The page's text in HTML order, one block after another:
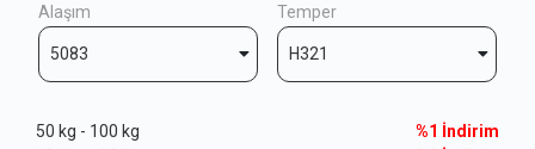
Alaşım
5083
Temper
H321
50 kg - 100 kg
%1 İndirim